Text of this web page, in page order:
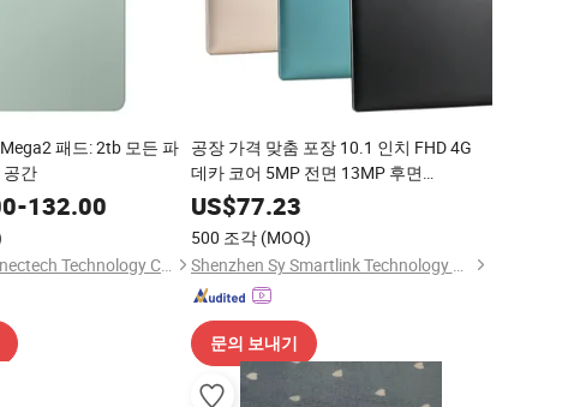
패드: 2tb 모든 파
공간
-132.00
Shenzhen Connectech Technology Co., Ltd.
공장 가격 맞춤 포장 10.1 인치 FHD 4G
데카 코어 5MP 전면 13MP 후면
5000mAh 타입-C 슬림 디자인 패드
US$77.23
500 조각 (MOQ)
Shenzhen Sy Smartlink Technology Co., Ltd.
문의 보내기